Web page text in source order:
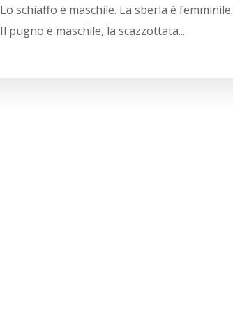
Lo schiaffo è maschile. La sberla è femminile.
Il pugno è maschile, la scazzottata...